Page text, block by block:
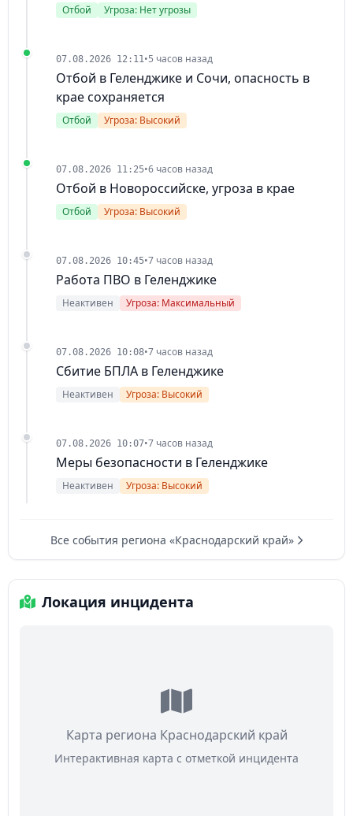
Отбой Угроза: Нет угрозы
07.08.2026 12:11•5 часов назад
Отбой в Геленджике и Сочи, опасность в
крае сохраняется
Отбой Угроза: Высокий
07.08.2026 11:25•6 часов назад
Отбой в Новороссийске, угроза в крае
Отбой Угроза: Высокий
07.08.2026 10:45•7 часов назад
Работа ПВО в Геленджике
Неактивен Угроза: Максимальный
07.08.2026 10:08•7 часов назад
Сбитие БПЛА в Геленджике
Неактивен Угроза: Высокий
07.08.2026 10:07•7 часов назад
Меры безопасности в Геленджике
Неактивен Угроза: Высокий
Все события региона «Краснодарский край»
Локация инцидента
Карта региона Краснодарский край
Интерактивная карта с отметкой инцидента